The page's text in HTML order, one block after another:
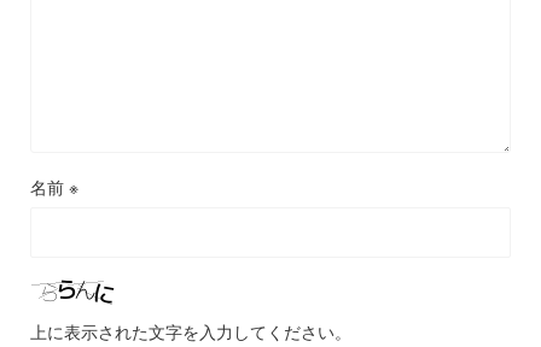
名前 ※
上に表示された文字を入力してください。